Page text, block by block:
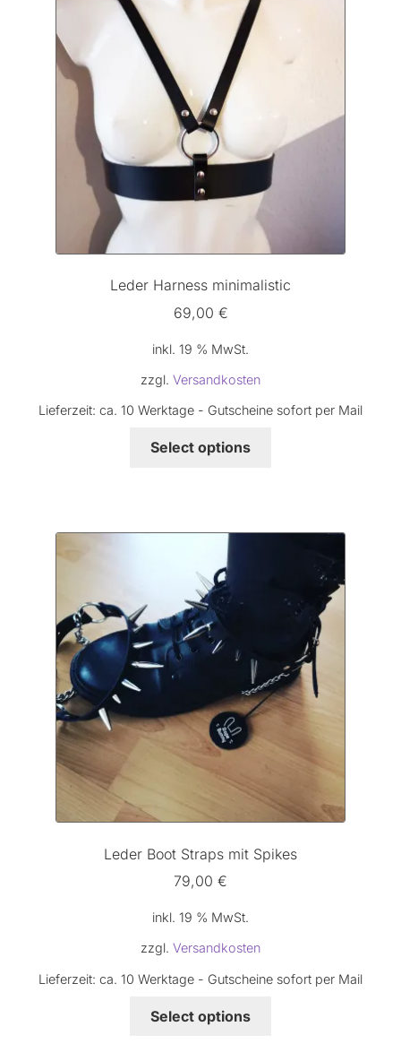
Leder Harness minimalistic
69,00 €
inkl. 19 % MwSt.
zzgl. Versandkosten
Lieferzeit: ca. 10 Werktage - Gutscheine sofort per Mail
Select options
Leder Boot Straps mit Spikes
79,00 €
inkl. 19 % MwSt.
zzgl. Versandkosten
Lieferzeit: ca. 10 Werktage - Gutscheine sofort per Mail
Select options